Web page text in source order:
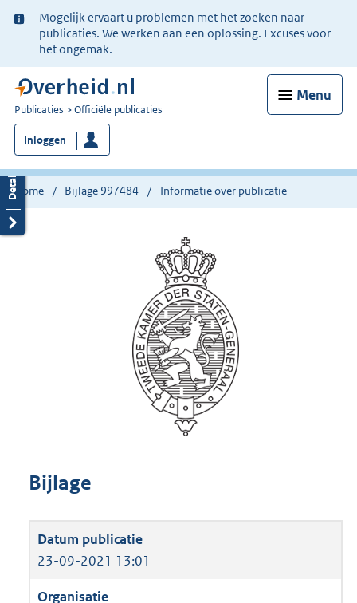
Ter
informatie:
Mogelijk ervaart u problemen met het zoeken naar
publicaties. We werken aan een oplossing. Excuses voor
het ongemak.
Menu
U
bent
nu
hier:
Publicaties Officiële publicaties
Inloggen
Home Bijlage 997484 Informatie over publicatie
Bijlage
23-09-2021 13:01